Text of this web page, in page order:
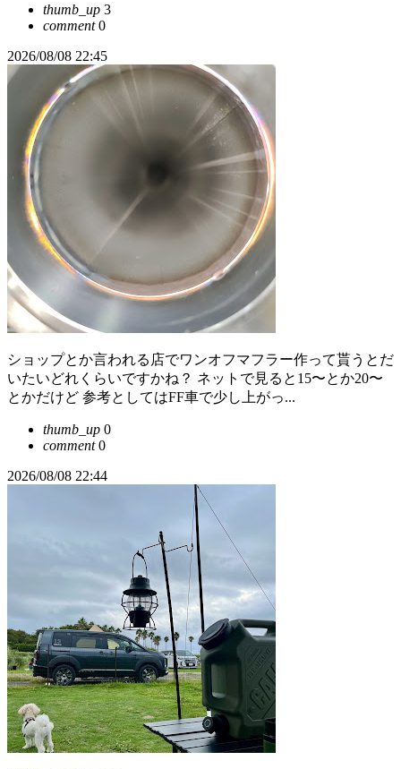
thumb_up 3
comment0
2026/08/08 22:45
ショップとか言われる店でワンオフマフラー作って貰うとだ
いたいどれくらいですかね？ ネットで見ると15〜とか20〜
とかだけど 参考としてはFF車で少し上がっ...
thumb_up 0
comment0
2026/08/08 22:44